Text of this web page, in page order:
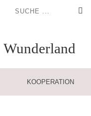
Wunderland
KOOPERATION